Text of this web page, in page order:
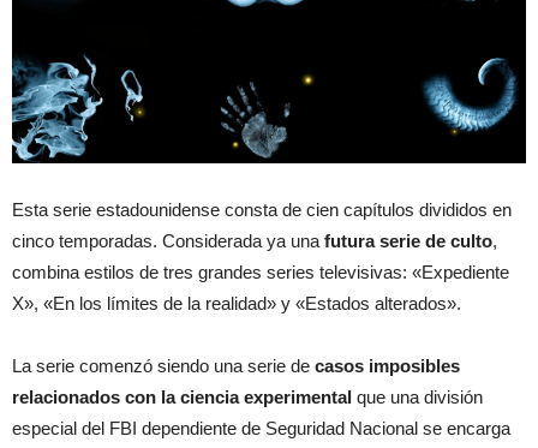
Esta serie estadounidense consta de cien capítulos divididos en
cinco temporadas. Considerada ya una futura serie de culto,
combina estilos de tres grandes series televisivas: «Expediente
X», «En los límites de la realidad» y «Estados alterados».
La serie comenzó siendo una serie de casos imposibles
relacionados con la ciencia experimental que una división
especial del FBI dependiente de Seguridad Nacional se encarga